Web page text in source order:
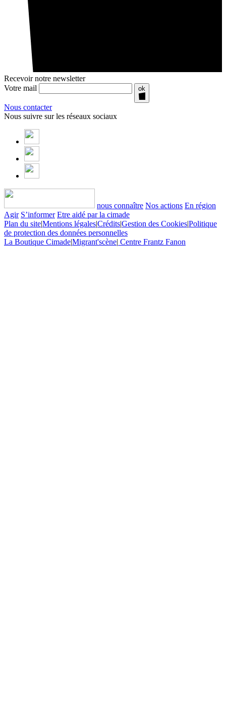
Recevoir notre newsletter
Votre mail
ok
Nous contacter
Nous suivre sur les réseaux sociaux
nous connaître Nos actions En région
Agir S’informer Etre aidé par la cimade
Plan du site|Mentions légales|Crédits|Gestion des Cookies|Politique
de protection des données personnelles
La Boutique Cimade|Migrant'scène| Centre Frantz Fanon